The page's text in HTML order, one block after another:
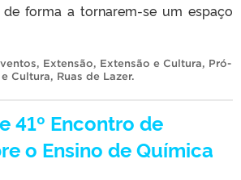
forma a tornarem-se um espaço
, Extensão, Extensão e Cultura, Pró-
Cultura, Ruas de Lazer.
41º Encontro de
o Ensino de Química